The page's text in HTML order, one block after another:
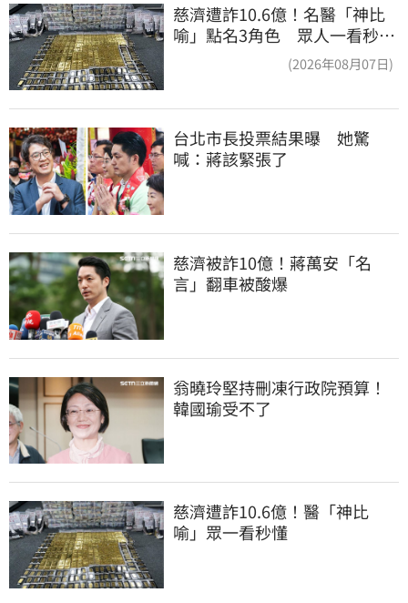
慈濟遭詐10.6億！名醫「神比
喻」點名3角色 眾人一看秒懂
(2026年08月07日)
台北市長投票結果曝　她驚
喊：蔣該緊張了
慈濟被詐10億！蔣萬安「名
言」翻車被酸爆
翁曉玲堅持刪凍行政院預算！
韓國瑜受不了
慈濟遭詐10.6億！醫「神比
喻」眾一看秒懂